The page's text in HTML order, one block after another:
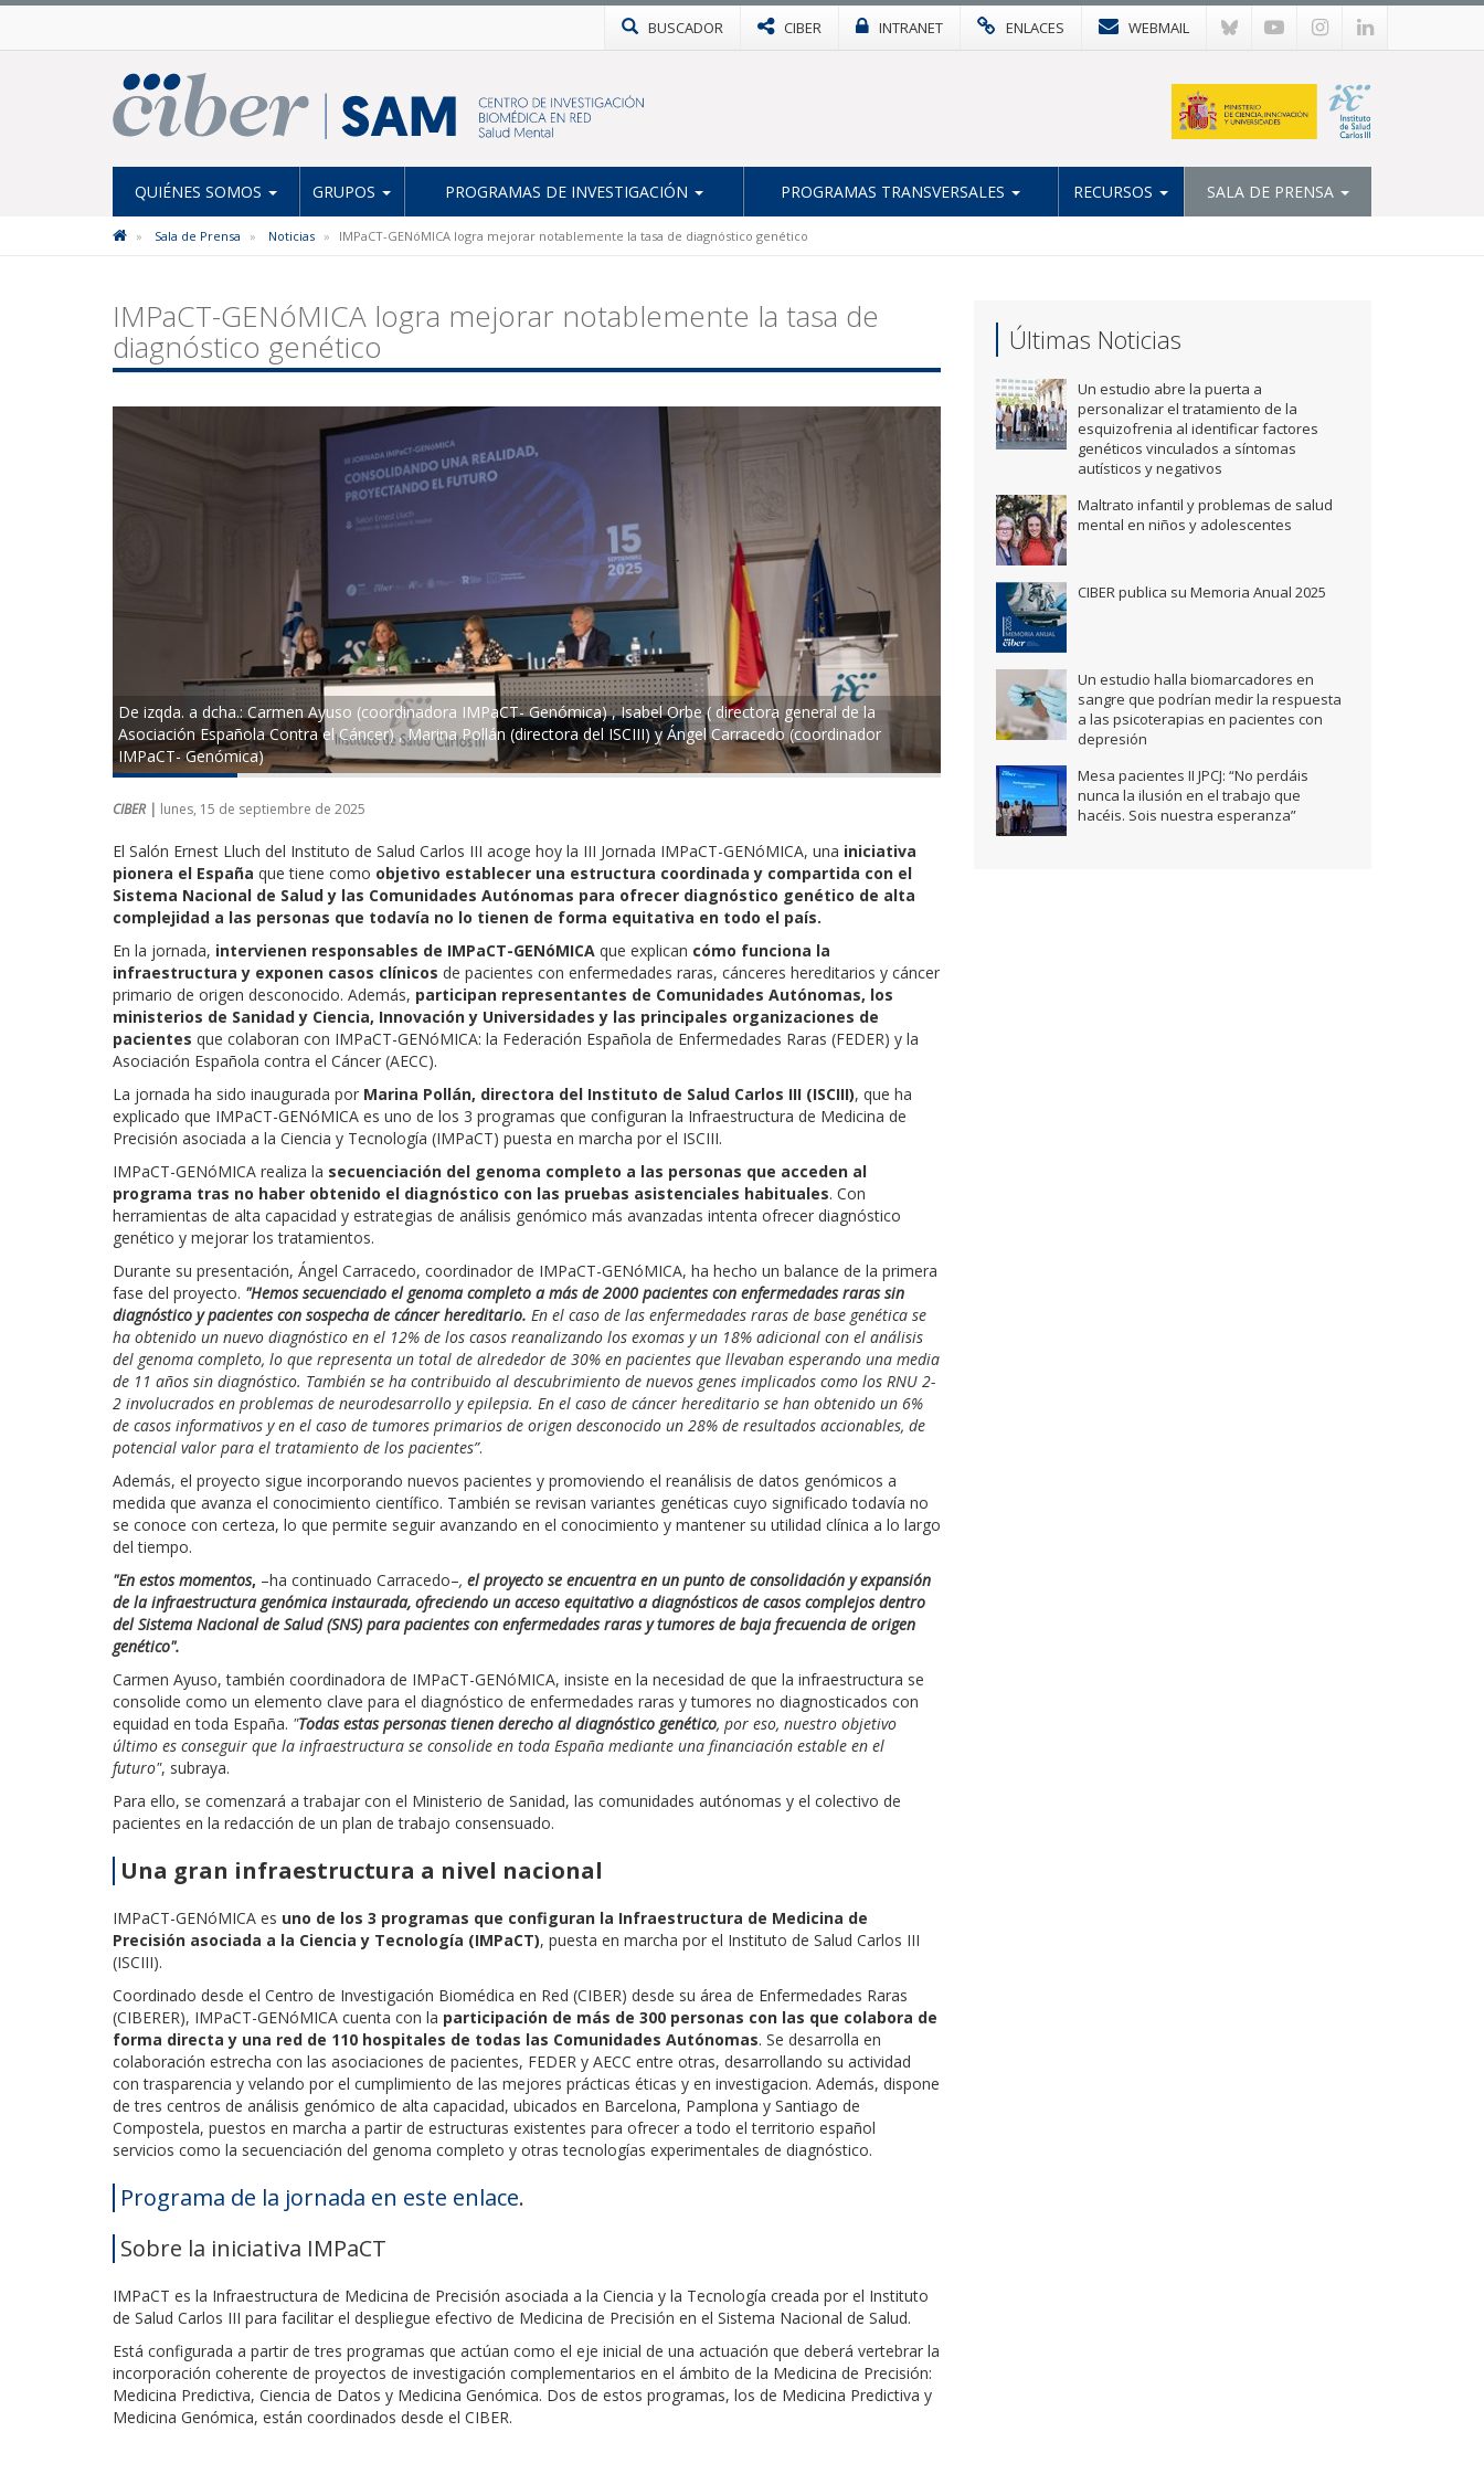
BUSCADOR CIBER INTRANET ENLACES WEBMAIL
QUIÉNES SOMOS GRUPOS PROGRAMAS DE INVESTIGACIÓN PROGRAMAS TRANSVERSALES RECURSOS SALA DE PRENSA
Sala de Prensa Noticias IMPaCT-GENóMICA logra mejorar notablemente la tasa de diagnóstico genético
IMPaCT-GENóMICA logra mejorar notablemente la tasa de
diagnóstico genético
De izqda. a dcha.: Carmen Ayuso (coordinadora IMPaCT- Genómica) , Isabel Orbe ( directora general de la
Asociación Española Contra el Cáncer) , Marina Pollán (directora del ISCIII) y Ángel Carracedo (coordinador
IMPaCT- Genómica)
CIBER | lunes, 15 de septiembre de 2025
El Salón Ernest Lluch del Instituto de Salud Carlos III acoge hoy la III Jornada IMPaCT-GENóMICA, una iniciativa
pionera el España que tiene como objetivo establecer una estructura coordinada y compartida con el
Sistema Nacional de Salud y las Comunidades Autónomas para ofrecer diagnóstico genético de alta
complejidad a las personas que todavía no lo tienen de forma equitativa en todo el país.
En la jornada, intervienen responsables de IMPaCT-GENóMICA que explican cómo funciona la
infraestructura y exponen casos clínicos de pacientes con enfermedades raras, cánceres hereditarios y cáncer
primario de origen desconocido. Además, participan representantes de Comunidades Autónomas, los
ministerios de Sanidad y Ciencia, Innovación y Universidades y las principales organizaciones de
pacientes que colaboran con IMPaCT-GENóMICA: la Federación Española de Enfermedades Raras (FEDER) y la
Asociación Española contra el Cáncer (AECC).
La jornada ha sido inaugurada por Marina Pollán, directora del Instituto de Salud Carlos III (ISCIII), que ha
explicado que IMPaCT-GENóMICA es uno de los 3 programas que configuran la Infraestructura de Medicina de
Precisión asociada a la Ciencia y Tecnología (IMPaCT) puesta en marcha por el ISCIII.
IMPaCT-GENóMICA realiza la secuenciación del genoma completo a las personas que acceden al
programa tras no haber obtenido el diagnóstico con las pruebas asistenciales habituales. Con
herramientas de alta capacidad y estrategias de análisis genómico más avanzadas intenta ofrecer diagnóstico
genético y mejorar los tratamientos.
Durante su presentación, Ángel Carracedo, coordinador de IMPaCT-GENóMICA, ha hecho un balance de la primera
fase del proyecto. "Hemos secuenciado el genoma completo a más de 2000 pacientes con enfermedades raras sin
diagnóstico ypacientes con sospecha de cáncer hereditario. En el caso de las enfermedades raras de base genética se
ha obtenido un nuevo diagnóstico en el 12% de los casos reanalizando los exomas y un 18% adicional con el análisis
del genoma completo, lo que representa un total de alrededor de 30% en pacientes que llevaban esperando una media
de 11 años sin diagnóstico. También se ha contribuido al descubrimiento de nuevos genes implicados como los RNU 2-
2 involucrados en problemas de neurodesarrollo y epilepsia. En el caso de cáncer hereditario se han obtenido un 6%
de casos informativos y en el caso de tumores primarios de origen desconocido un 28% de resultados accionables, de
potencial valor para el tratamiento de los pacientes”.
Además, el proyecto sigue incorporando nuevos pacientes y promoviendo el reanálisis de datos genómicos a
medida que avanza el conocimiento científico. También se revisan variantes genéticas cuyo significado todavía no
se conoce con certeza, lo que permite seguir avanzando en el conocimiento y mantener su utilidad clínica a lo largo
del tiempo.
"En estos momentos, –ha continuado Carracedo–, el proyecto se encuentra en un punto de consolidación y expansión
de la infraestructura genómica instaurada, ofreciendo un acceso equitativo a diagnósticos de casos complejos dentro
del Sistema Nacional de Salud (SNS) para pacientes con enfermedades raras y tumores de baja frecuencia de origen
genético".
Carmen Ayuso, también coordinadora de IMPaCT-GENóMICA, insiste en la necesidad de que la infraestructura se
consolide como un elemento clave para el diagnóstico de enfermedades raras y tumores no diagnosticados con
equidad en toda España. "Todas estas personas tienen derecho al diagnóstico genético, por eso, nuestro objetivo
último es conseguir que la infraestructura se consolide en toda España mediante una financiación estable en el
futuro", subraya.
Para ello, se comenzará a trabajar con el Ministerio de Sanidad, las comunidades autónomas y el colectivo de
pacientes en la redacción de un plan de trabajo consensuado.
Una gran infraestructura a nivel nacional
IMPaCT-GENóMICA es uno de los 3 programas que configuran la Infraestructura de Medicina de
Precisión asociada a la Ciencia y Tecnología (IMPaCT), puesta en marcha por el Instituto de Salud Carlos III
(ISCIII).
Coordinado desde el Centro de Investigación Biomédica en Red (CIBER) desde su área de Enfermedades Raras
(CIBERER), IMPaCT-GENóMICA cuenta con la participación de más de 300 personas con las que colabora de
forma directa y una red de 110 hospitales de todas las Comunidades Autónomas. Se desarrolla en
colaboración estrecha con las asociaciones de pacientes, FEDER y AECC entre otras, desarrollando su actividad
con trasparencia y velando por el cumplimiento de las mejores prácticas éticas y en investigacion. Además, dispone
de tres centros de análisis genómico de alta capacidad, ubicados en Barcelona, Pamplona y Santiago de
Compostela, puestos en marcha a partir de estructuras existentes para ofrecer a todo el territorio español
servicios como la secuenciación del genoma completo y otras tecnologías experimentales de diagnóstico.
Programa de la jornada en este enlace.
Sobre la iniciativa IMPaCT
IMPaCT es la Infraestructura de Medicina de Precisión asociada a la Ciencia y la Tecnología creada por el Instituto
de Salud Carlos III para facilitar el despliegue efectivo de Medicina de Precisión en el Sistema Nacional de Salud.
Está configurada a partir de tres programas que actúan como el eje inicial de una actuación que deberá vertebrar la
incorporación coherente de proyectos de investigación complementarios en el ámbito de la Medicina de Precisión:
Medicina Predictiva, Ciencia de Datos y Medicina Genómica. Dos de estos programas, los de Medicina Predictiva y
Medicina Genómica, están coordinados desde el CIBER.
Últimas Noticias
Un estudio abre la puerta a
personalizar el tratamiento de la
esquizofrenia al identificar factores
genéticos vinculados a síntomas
autísticos y negativos
Maltrato infantil y problemas de salud
mental en niños y adolescentes
CIBER publica su Memoria Anual 2025
Un estudio halla biomarcadores en
sangre que podrían medir la respuesta
a las psicoterapias en pacientes con
depresión
Mesa pacientes II JPCJ: “No perdáis
nunca la ilusión en el trabajo que
hacéis. Sois nuestra esperanza”